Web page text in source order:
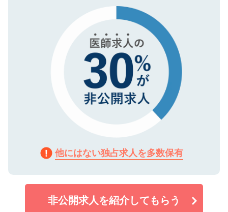
で、機密保持に関してもご安心ください。
他にはない独占求人を多数保有
非公開求人を紹介してもらう